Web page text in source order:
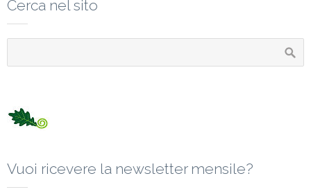
Cerca nel sito
Vuoi ricevere la newsletter mensile?